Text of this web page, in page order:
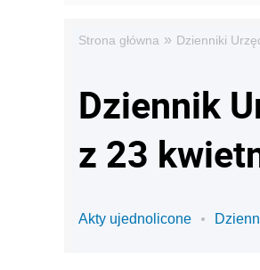
Strona główna » Dzienniki
Dziennik
z 23
Akty ujednolicone